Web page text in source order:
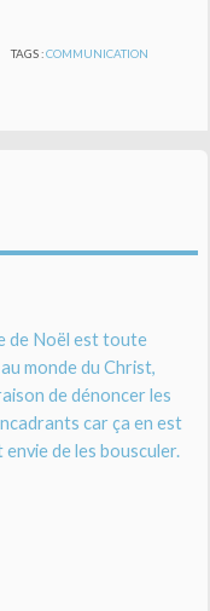
TAGS :COMMUNICATION
de Noël est toute
monde du Christ,
de dénoncer les
car ça en est
de les bousculer.